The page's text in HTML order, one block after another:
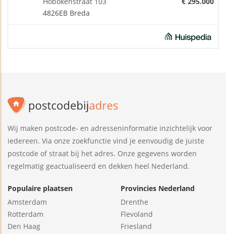
4826EB Breda
Wij maken postcode- en adresseninformatie inzichtelijk voor
iedereen. Via onze zoekfunctie vind je eenvoudig de juiste
postcode of straat bij het adres. Onze gegevens worden
regelmatig geactualiseerd en dekken heel Nederland.
Populaire plaatsen
Amsterdam
Rotterdam
Den Haag
Provincies Nederland
Drenthe
Flevoland
Friesland